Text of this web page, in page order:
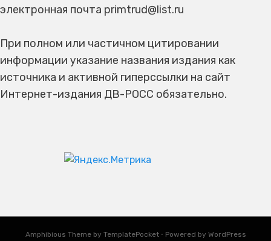
электронная почта primtrud@list.ru
При полном или частичном цитировании
информации указание названия издания как
источника и активной гиперссылки на сайт
Интернет-издания ДВ-РОСС обязательно.
Amphibious Theme by TemplatePocket ⋅ Powered by WordPress